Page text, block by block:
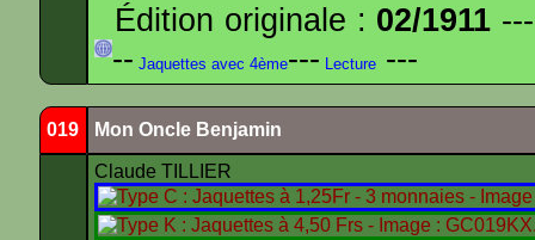
Édition originale : 02/1911
-- Jaquettes avec 4ème--- Lecture ---
019 Mon Oncle Benjamin
Claude TILLIER